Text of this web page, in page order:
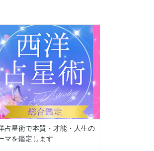
占星術で本質・才能・人生の
マを鑑定します